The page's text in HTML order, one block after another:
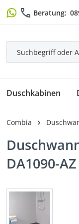
Hauptinhalt
Zur Suche springen
Zur Beratung:
Duschkabinen
Combia
DA1090-AZ
Bildergalerie